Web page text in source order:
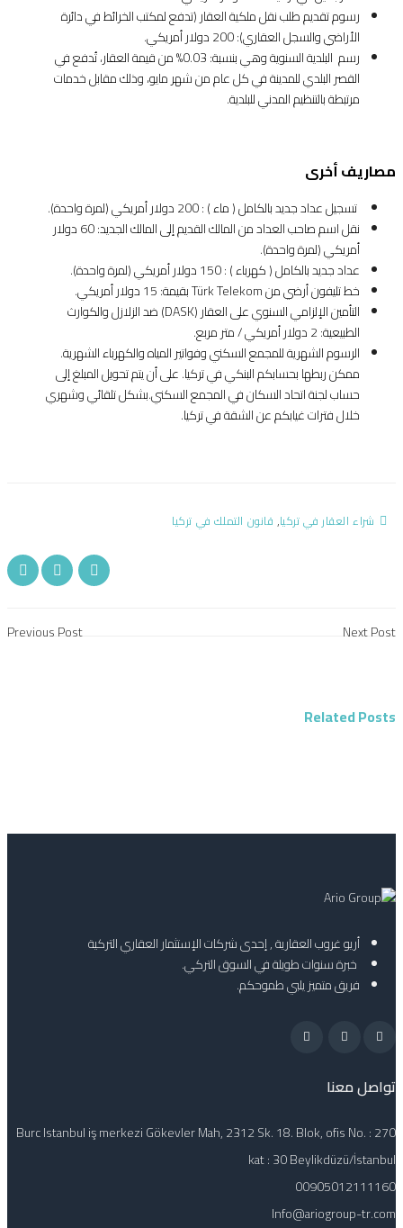
رسوم تقديم طلب نقل ملكية العقار (تدفع لمكتب الخرائط في دائرة
الأراضي والسجل العقاري): 200 دولار أمريكي.
رسم البلدية السنوية وهي بنسبة: 0.03% من قيمة العقار، تُدفع في
القصر البلدي للمدينة في كل عام من شهر مايو، وذلك مقابل خدمات
مرتبطة بالتنظيم المدني للبلدية.
مصاريف أخرى
تسجيل عداد جديد بالكامل ( ماء ) : 200 دولار أمريكي (لمرة واحدة).
نقل اسم صاحب العداد من المالك القديم إلى المالك الجديد: 60 دولار
أمريكي (لمرة واحدة).
عداد جديد بالكامل ( كهرباء ) : 150 دولار أمريكي (لمرة واحدة).
خط تليفون أرضي من Türk Telekom بقيمة: 15 دولار أمريكي.
التأمين الإلزامي السنوي على العقار (DASK) ضد الزلازل والكوارث
الطبيعية: 2 دولار أمريكي / متر مربع.
الرسوم الشهرية للمجمع السكني وفواتير المياه والكهرباء الشهرية.
ممكن ربطها بحسابكم البنكي في تركيا. على أن يتم تحويل المبلغ إلى
حساب لجنة اتحاد السكان في المجمع السكني.بشكل تلقائي وشهري
خلال فترات غيابكم عن الشقة في تركيا.
شراء العقار في تركيا, قانون التملك في تركيا
Previous Post Next Post
Related Posts
أريو غروب العقارية , إحدى شركات الإستثمار العقاري التركية
خبرة سنوات طويلة في السوق التركي.
فريق متميز يلبي طموحكم.
تواصل معنا
Burc Istanbul iş merkezi Gökevler Mah, 2312 Sk. 18. Blok, ofis No. : 270
kat : 30 Beylikdüzü/İstanbul
00905012111160
Info@ariogroup-tr.com